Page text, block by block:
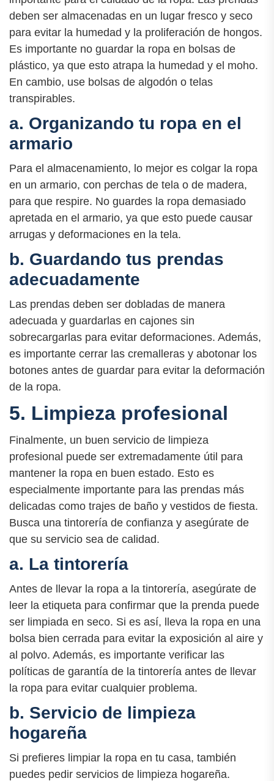
deben ser almacenadas en un lugar fresco y seco
para evitar la humedad y la proliferación de hongos.
Es importante no guardar la ropa en bolsas de
plástico, ya que esto atrapa la humedad y el moho.
En cambio, use bolsas de algodón o telas
transpirables.
a. Organizando tu ropa en el
armario
Para el almacenamiento, lo mejor es colgar la ropa
en un armario, con perchas de tela o de madera,
para que respire. No guardes la ropa demasiado
apretada en el armario, ya que esto puede causar
arrugas y deformaciones en la tela.
b. Guardando tus prendas
adecuadamente
Las prendas deben ser dobladas de manera
adecuada y guardarlas en cajones sin
sobrecargarlas para evitar deformaciones. Además,
es importante cerrar las cremalleras y abotonar los
botones antes de guardar para evitar la deformación
de la ropa.
5. Limpieza profesional
Finalmente, un buen servicio de limpieza
profesional puede ser extremadamente útil para
mantener la ropa en buen estado. Esto es
especialmente importante para las prendas más
delicadas como trajes de baño y vestidos de fiesta.
Busca una tintorería de confianza y asegúrate de
que su servicio sea de calidad.
a. La tintorería
Antes de llevar la ropa a la tintorería, asegúrate de
leer la etiqueta para confirmar que la prenda puede
ser limpiada en seco. Si es así, lleva la ropa en una
bolsa bien cerrada para evitar la exposición al aire y
al polvo. Además, es importante verificar las
políticas de garantía de la tintorería antes de llevar
la ropa para evitar cualquier problema.
b. Servicio de limpieza
hogareña
Si prefieres limpiar la ropa en tu casa, también
puedes pedir servicios de limpieza hogareña.